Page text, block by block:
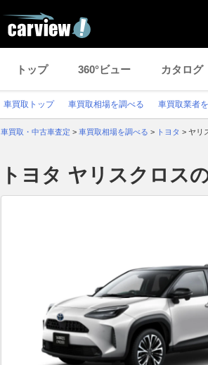
トップ 360°ビュー カタログ
車買取トップ 車買取相場を調べる 車買取業者
車買取・中古車査定 > 車買取相場を調べる > トヨタ > ヤリ
トヨタ ヤリスクロス